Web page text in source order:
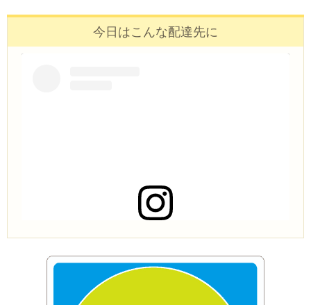
今日はこんな配達先に
この投稿をInstagramで見る